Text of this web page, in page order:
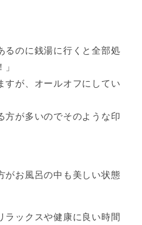
るのに銭湯に行くと全部処
すが、オールオフにしてい
方が多いのでそのような印
がお風呂の中も美しい状態
ラックスや健康に良い時間